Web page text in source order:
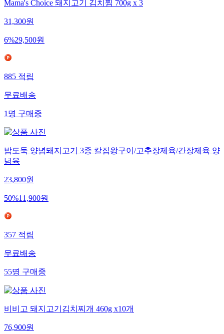
Mama's Choice 돼지고기 김치찜 700g x 3
31,300원
6%29,500원
885적립
무료배송
1명구매중
밥도둑 양념돼지고기 3종 칼집왕구이/고추장제육/간장제육 양
념육
23,800원
50%11,900원
357적립
무료배송
55명구매중
비비고 돼지고기김치찌개 460g x10개
76,900원